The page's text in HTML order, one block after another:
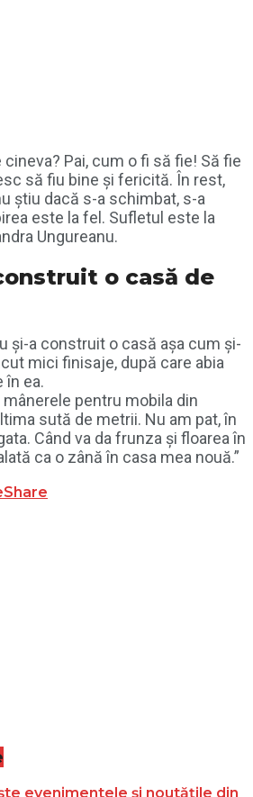
cineva? Pai, cum o fi să fie! Să fie
să fiu bine și fericită. În rest,
știu dacă s-a schimbat, s-a
este la fel. Sufletul este la
Ungureanu.
o casă de
și-a construit o casă așa cum și-
mici finisaje, după care abia
în ea.
pentru mobila din
sută de metrii. Nu am pat, în
Când va da frunza și floarea în
ca o zână în casa mea nouă.”
Share